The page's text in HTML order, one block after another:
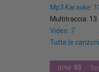
Mp3 Karaoke:
Multitraccia: 13
Video: 7
Tutte le
BPM: 93